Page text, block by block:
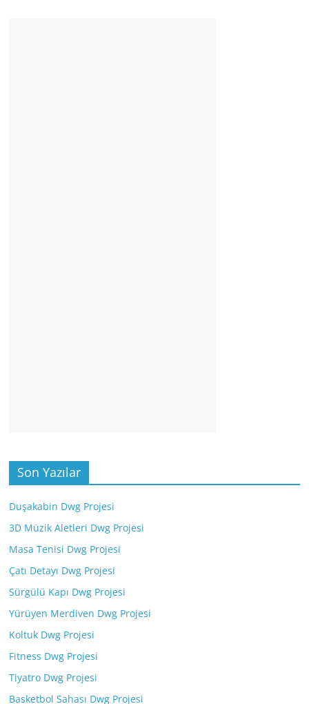
Son Yazılar
Duşakabin Dwg Projesi
3D Müzik Aletleri Dwg Projesi
Masa Tenisi Dwg Projesi
Çatı Detayı Dwg Projesi
Sürgülü Kapı Dwg Projesi
Yürüyen Merdiven Dwg Projesi
Koltuk Dwg Projesi
Fitness Dwg Projesi
Tiyatro Dwg Projesi
Basketbol Sahası Dwg Projesi